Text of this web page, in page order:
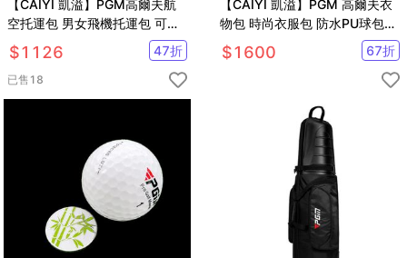
【CAIYI 凱溢】PGM高爾夫航
空托運包 男女飛機托運包 可折
疊滑輪球袋 旅行球包 航空套
golf航空包
$1126 47折
已售 18
【CAIYI 凱溢】PGM 高爾夫衣
物包 時尚衣服包 防水PU球包
大容量獨立鞋袋
$1600 67折